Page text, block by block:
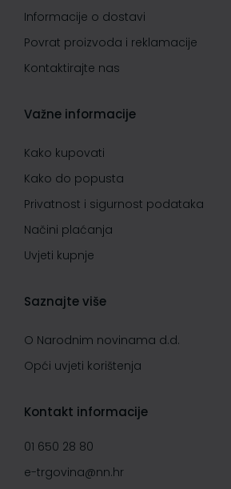
Informacije o dostavi
Povrat proizvoda i reklamacije
Kontaktirajte nas
Važne informacije
Kako kupovati
Kako do popusta
Privatnost i sigurnost podataka
Načini plaćanja
Uvjeti kupnje
Saznajte više
O Narodnim novinama d.d.
Opći uvjeti korištenja
Kontakt informacije
01 650 28 80
e-trgovina@nn.hr